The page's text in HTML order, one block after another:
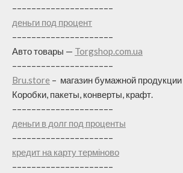
–––––––––––––––––––––
деньги под процент
–––––––––––––––––––––
Авто товары — Torgshop.com.ua
–––––––––––––––––––––
Bru.store – магазин бумажной продукции
Коробки, пакеты, конверты, крафт.
–––––––––––––––––––––
деньги в долг под проценты
–––––––––––––––––––––
кредит на карту терміново
–––––––––––––––––––––